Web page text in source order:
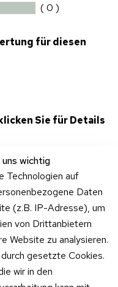
( 0 )
für diesen
Sie für Details
wichtig
Technologien auf
Daten
(z.B. IP-Adresse), um
von Drittanbietern
Website zu analysieren.
gesetzte Cookies.
wir in den